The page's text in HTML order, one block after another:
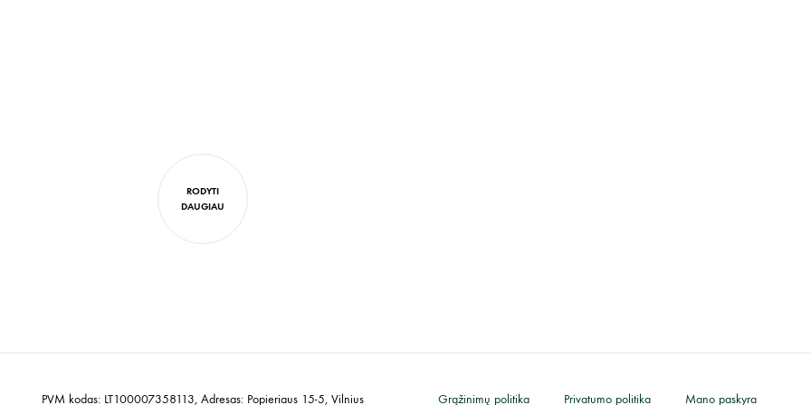
RODYTI
DAUGIAU
PVM kodas: LT100007358113, Adresas: Popieriaus 15-5, Vilnius Grąžinimų politika Privatumo politika Mano paskyra